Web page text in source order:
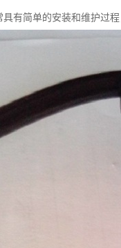
有简单的安装和维护过